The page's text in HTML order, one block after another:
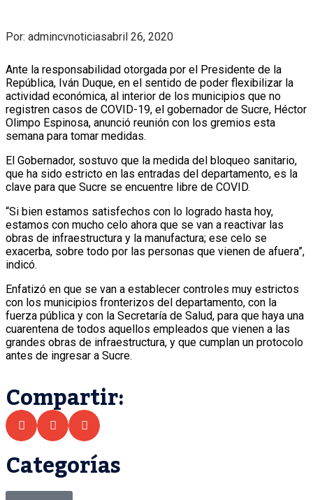
Por: admincvnoticiasabril 26, 2020
Ante la responsabilidad otorgada por el Presidente de la
República, Iván Duque, en el sentido de poder flexibilizar la
actividad económica, al interior de los municipios que no
registren casos de COVID-19, el gobernador de Sucre, Héctor
Olimpo Espinosa, anunció reunión con los gremios esta
semana para tomar medidas.
El Gobernador, sostuvo que la medida del bloqueo sanitario,
que ha sido estricto en las entradas del departamento, es la
clave para que Sucre se encuentre libre de COVID.
“Si bien estamos satisfechos con lo logrado hasta hoy,
estamos con mucho celo ahora que se van a reactivar las
obras de infraestructura y la manufactura; ese celo se
exacerba, sobre todo por las personas que vienen de afuera”,
indicó.
Enfatizó en que se van a establecer controles muy estrictos
con los municipios fronterizos del departamento, con la
fuerza pública y con la Secretaría de Salud, para que haya una
cuarentena de todos aquellos empleados que vienen a las
grandes obras de infraestructura, y que cumplan un protocolo
antes de ingresar a Sucre.
Compartir:
Categorías